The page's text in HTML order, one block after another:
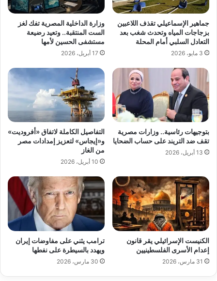
جماهير الإسماعيلي تقذف اللاعبين
بزجاجات المياه وتحدث شغب بعد
التعادل السلبي أمام المحلة
3 مايو، 2026
وزارة الداخلية المصرية تفك لغز
الست المنتقبة.. وتعيد رضيعة
مستشفى الحسين لأمها
17 أبريل، 2026
بتوجيهات رئاسية.. وزارات مصرية
تقف ضد التريند على حساب الضحايا
13 أبريل، 2026
التفاصيل الكاملة لاتفاق «أفروديت»
و«إيجاس» لتعزيز إمدادات مصر
من الغاز
10 أبريل، 2026
الكنيست الإسرائيلي يقر قانون
إعدام الأسرى الفلسطينيين
31 مارس، 2026
ترامب يثني على مفاوضات إيران
ويهدد بالسيطرة على نفطها
30 مارس، 2026